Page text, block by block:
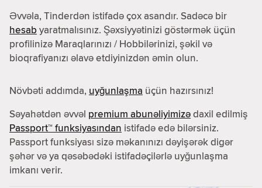
Əvvəla, Tinderdən istifadə çox asandır. Sadəcə bir
hesab yaratmalısınız. Şəxsiyyətinizi göstərmək üçün
profilinizə Maraqlarınızı / Hobbilərinizi, şəkil və
bioqrafiyanızı əlavə etdiyinizdən əmin olun.
Növbəti addımda, uyğunlaşma üçün hazırsınız!
Səyahətdən əvvəl premium abunəliyimizədaxil edilmiş
Passport™ funksiyasından istifadə edə bilərsiniz.
Passport funksiyası sizə məkanınızı dəyişərək digər
şəhər və ya qəsəbədəki istifadəçilərlə uyğunlaşma
imkanı verir.